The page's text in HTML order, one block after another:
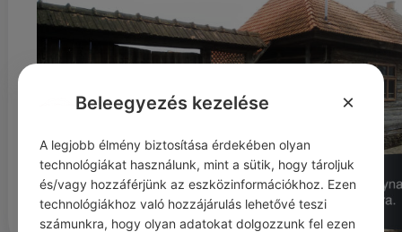
Beleegyezés kezelése ×
A legjobb élmény biztosítása érdekében olyan
technológiákat használunk, mint a sütik, hogy tároljuk
és/vagy hozzáférjünk az eszközinformációkhoz. Ezen
technológiákhoz való hozzájárulás lehetővé teszi
számunkra, hogy olyan adatokat dolgozzunk fel ezen